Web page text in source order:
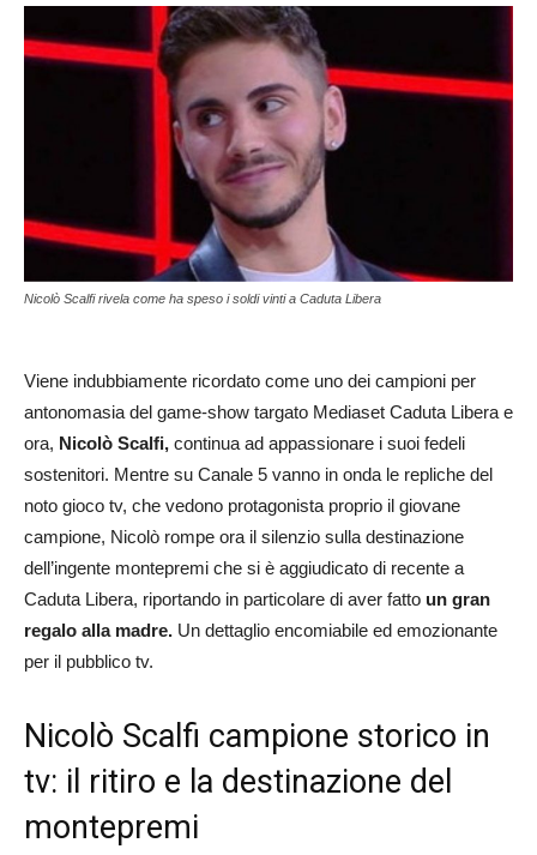
Nicolò Scalfi rivela come ha speso i soldi vinti a Caduta Libera
Viene indubbiamente ricordato come uno dei campioni per
antonomasia del game-show targato Mediaset Caduta Libera e
ora, Nicolò Scalfi, continua ad appassionare i suoi fedeli
sostenitori. Mentre su Canale 5 vanno in onda le repliche del
noto gioco tv, che vedono protagonista proprio il giovane
campione, Nicolò rompe ora il silenzio sulla destinazione
dell’ingente montepremi che si è aggiudicato di recente a
Caduta Libera, riportando in particolare di aver fatto un gran
regalo alla madre. Un dettaglio encomiabile ed emozionante
per il pubblico tv.
Nicolò Scalfi campione storico in
tv: il ritiro e la destinazione del
montepremi